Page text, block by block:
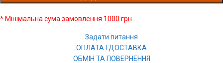
* Мінімальна сума замовлення 1000 грн.
Задати питання
ОПЛАТА І ДОСТАВКА
ОБМІН ТА ПОВЕРНЕННЯ